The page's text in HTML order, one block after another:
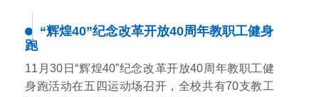
“辉煌40”纪念改革开放40周年教职工健身
跑
11月30日“辉煌40”纪念改革开放40周年教职工健
身跑活动在五四运动场召开，全校共有70支教工